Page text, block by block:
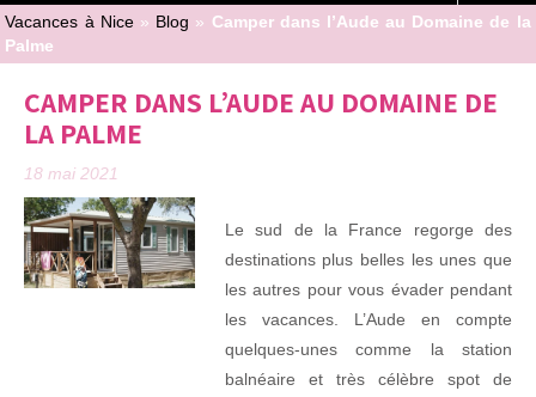
Vacances à Nice» Blog » Camper dans l’Aude au Domaine de la
Palme
CAMPER DANS L’AUDE AU DOMAINE DE
LA PALME
18 mai 2021
Le sud de la France regorge des
destinations plus belles les unes que
les autres pour vous évader pendant
les vacances. L’Aude en compte
quelques-unes comme la station
balnéaire et très célèbre spot de